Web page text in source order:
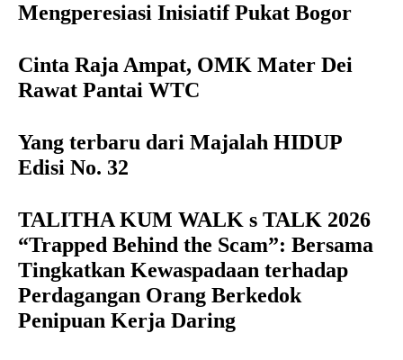
Mengperesiasi Inisiatif Pukat Bogor
Cinta Raja Ampat, OMK Mater Dei
Rawat Pantai WTC
Yang terbaru dari Majalah HIDUP
Edisi No. 32
TALITHA KUM WALK s TALK 2026
“Trapped Behind the Scam”: Bersama
Tingkatkan Kewaspadaan terhadap
Perdagangan Orang Berkedok
Penipuan Kerja Daring